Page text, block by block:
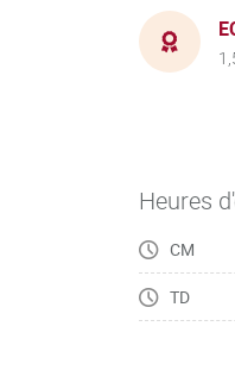
Heures
CM
TD